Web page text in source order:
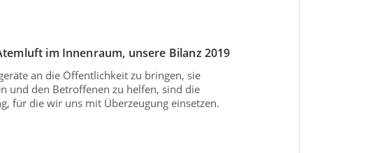
im Innenraum, unsere Bilanz 2019
an die Öffentlichkeit zu bringen, sie
und den Betroffenen zu helfen, sind die
für die wir uns mit Überzeugung einsetzen.